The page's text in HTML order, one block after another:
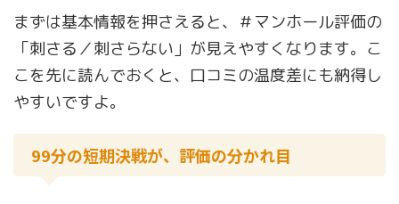
まずは基本情報を押さえると、＃マンホール評価の
「刺さる／刺さらない」が見えやすくなります。こ
こを先に読んでおくと、口コミの温度差にも納得し
やすいですよ。
99分の短期決戦が、評価の分かれ目